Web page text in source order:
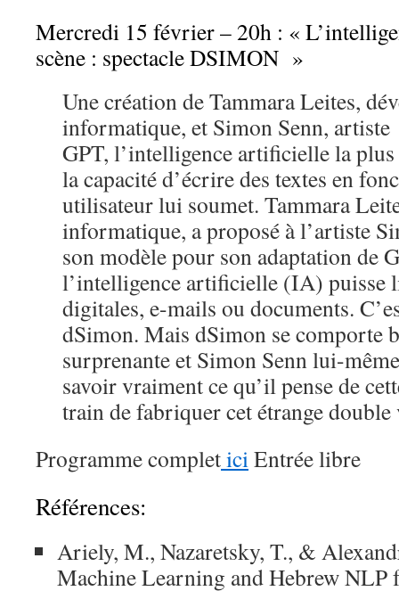
Mercredi 15 février – 20h : «
scène : spectacle DSIMON »
Une création de Tammara Leites,
informatique, et Simon Senn, artiste
GPT, l’intelligence artificielle la
la capacité d’écrire des textes en
utilisateur lui soumet. Tammara
informatique, a proposé à l’artiste
son modèle pour son adaptation de
l’intelligence artificielle (IA) puisse
digitales, e-mails ou documents.
dSimon. Mais dSimon se comporte
surprenante et Simon Senn lui-
savoir vraiment ce qu’il pense de
train de fabriquer cet étrange
Programme completiciEntrée libre
Références:
Ariely, M., Nazaretsky, T., &
Machine Learning and Hebrew NLP